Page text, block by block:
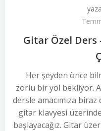
Gitar Özel
Her şeyden önce
zorlu bir yol bekliyor.
dersle amacımıza
gitar klavyesi
başlayacağız. Gitar